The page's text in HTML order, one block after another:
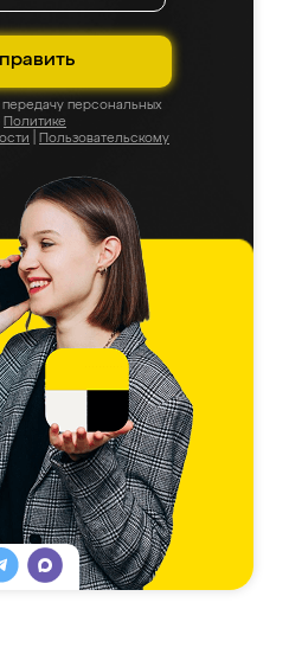
персональных
Политике
Пользовательскому